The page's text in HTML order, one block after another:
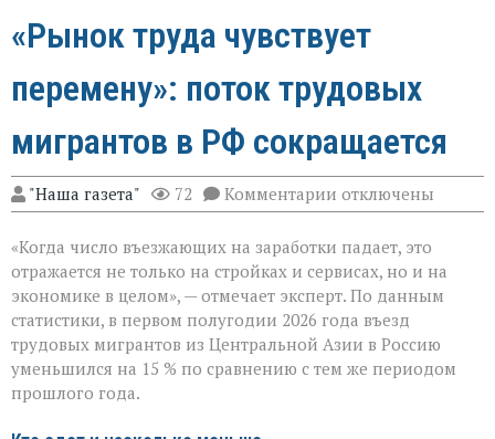
«Рынок труда чувствует
перемену»: поток трудовых
мигрантов в РФ сокращается
"Наша газета" 72 Комментарии к
записи
труда
чувствует
перемену»:
поток
трудовых
мигрантов
в
РФ
отключены
«Когда число въезжающих на заработки падает, это
отражается не только на стройках и сервисах, но и на
экономике в целом», — отмечает эксперт. По данным
статистики, в первом полугодии 2026 года въезд
трудовых мигрантов из Центральной Азии в Россию
уменьшился на 15 % по сравнению с тем же периодом
прошлого года.